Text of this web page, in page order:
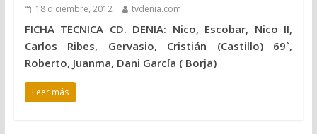
18 diciembre, 2012 tvdenia.com
FICHA TECNICA CD. DENIA: Nico, Escobar, Nico II,
Carlos Ribes, Gervasio, Cristián (Castillo) 69`,
Roberto, Juanma, Dani García ( Borja)
Leer más